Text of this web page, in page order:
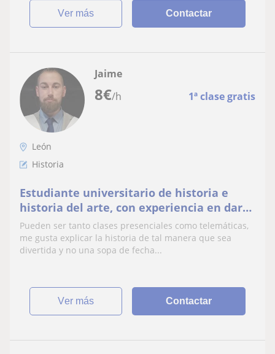
ver más Contactar
8€/h 1ª clase gratis
Jaime
León
Historia
Estudiante universitario de historia e
historia del arte, con experiencia en dar
clases particulares.
Pueden ser tanto clases presenciales como telemáticas,
me gusta explicar la historia de tal manera que sea
divertida y no una sopa de fecha...
ver más Contactar